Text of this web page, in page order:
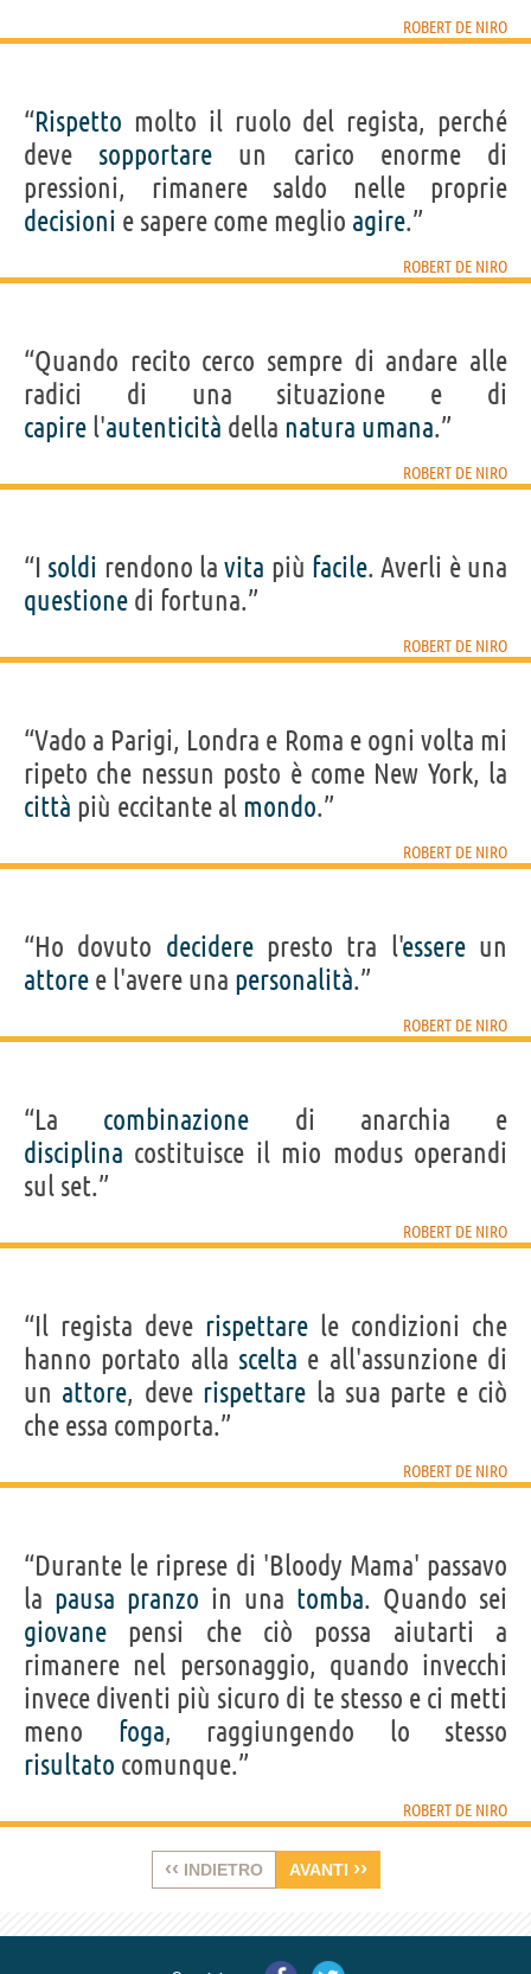
ROBERT DE NIRO
“Rispetto molto il ruolo del regista, perché
deve sopportare un carico enorme di
pressioni, rimanere saldo nelle proprie
decisioni e sapere come meglio agire.”
ROBERT DE NIRO
“Quando recito cerco sempre di andare alle
radici di una situazione e di
capire l'autenticità della natura umana.”
ROBERT DE NIRO
“I soldi rendono lavita più facile. Averli è una
questione di fortuna.”
ROBERT DE NIRO
“Vado a Parigi, Londra e Roma e ogni volta mi
ripeto che nessun posto è come New York, la
città più eccitante al mondo.”
ROBERT DE NIRO
“Ho dovuto deciderepresto tra l'essereun
attore e l'avere una personalità.”
ROBERT DE NIRO
“La combinazione di anarchia e
disciplina costituisce il mio modus operandi
sul set.”
ROBERT DE NIRO
“Il regista deve rispettare le condizioni che
hanno portato alla scelta e all'assunzione di
un attore, deve rispettare la sua parte e ciò
che essa comporta.”
ROBERT DE NIRO
“Durante le riprese di 'Bloody Mama' passavo
la pausa pranzo in una tomba. Quando sei
giovane pensi che ciò possa aiutarti a
rimanere nel personaggio, quando invecchi
invece diventi più sicuro di te stesso e ci metti
meno foga, raggiungendo lo stesso
risultato comunque.”
ROBERT DE NIRO
‹‹ INDIETRO AVANTI ››